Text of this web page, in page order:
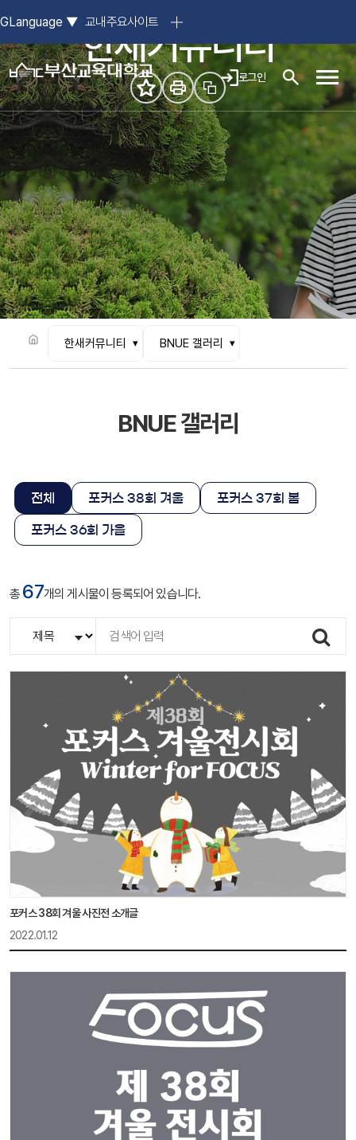
GLanguage ▼ 교내주요사이트
로그인 모바
한새커뮤니티
한새커뮤니티 BNUE 갤러리
BNUE 갤러리
전체 포커스 38회 겨울 포커스 37회 봄
포커스 36회 가을
총 67개의 게시물이 등록되어 있습니다.
포커스 38회 겨울 사진전 소개글
2022.01.12